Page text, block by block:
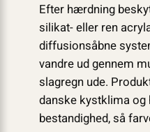
Efter hærdning
silikat- eller ren
diffusionsåbne
vandre ud gennem
slagregn ude.
danske kystklima og
bestandighed, så